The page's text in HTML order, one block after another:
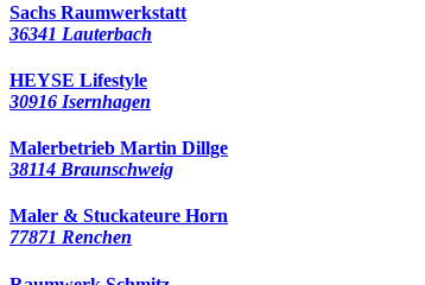
Sachs Raumwerkstatt
36341 Lauterbach
HEYSE Lifestyle
30916 Isernhagen
Malerbetrieb Martin Dillge
38114 Braunschweig
Maler & Stuckateure Horn
77871 Renchen